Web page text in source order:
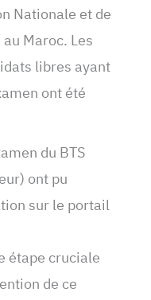
Nationale et de
Maroc. Les
libres ayant
ont été
du BTS
ont pu
sur le portail
étape cruciale
de ce